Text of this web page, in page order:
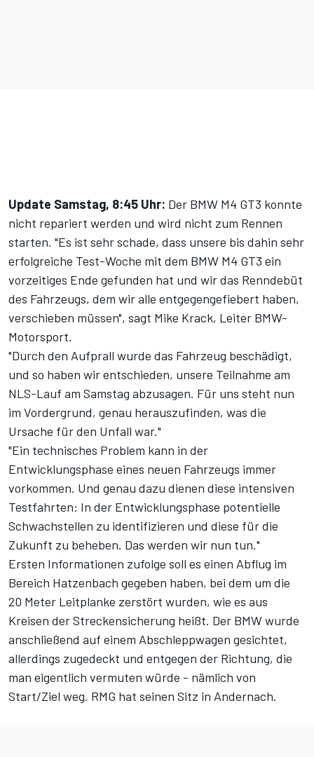
Update Samstag, 8:45 Uhr: Der BMW M4 GT3 konnte
nicht repariert werden und wird nicht zum Rennen
starten. "Es ist sehr schade, dass unsere bis dahin sehr
erfolgreiche Test-Woche mit dem BMW M4 GT3 ein
vorzeitiges Ende gefunden hat und wir das Renndebüt
des Fahrzeugs, dem wir alle entgegengefiebert haben,
verschieben müssen", sagt Mike Krack, Leiter BMW-
Motorsport.
"Durch den Aufprall wurde das Fahrzeug beschädigt,
und so haben wir entschieden, unsere Teilnahme am
NLS-Lauf am Samstag abzusagen. Für uns steht nun
im Vordergrund, genau herauszufinden, was die
Ursache für den Unfall war."
"Ein technisches Problem kann in der
Entwicklungsphase eines neuen Fahrzeugs immer
vorkommen. Und genau dazu dienen diese intensiven
Testfahrten: In der Entwicklungsphase potentielle
Schwachstellen zu identifizieren und diese für die
Zukunft zu beheben. Das werden wir nun tun."
Ersten Informationen zufolge soll es einen Abflug im
Bereich Hatzenbach gegeben haben, bei dem um die
20 Meter Leitplanke zerstört wurden, wie es aus
Kreisen der Streckensicherung heißt. Der BMW wurde
anschließend auf einem Abschleppwagen gesichtet,
allerdings zugedeckt und entgegen der Richtung, die
man eigentlich vermuten würde - nämlich von
Start/Ziel weg. RMG hat seinen Sitz in Andernach.